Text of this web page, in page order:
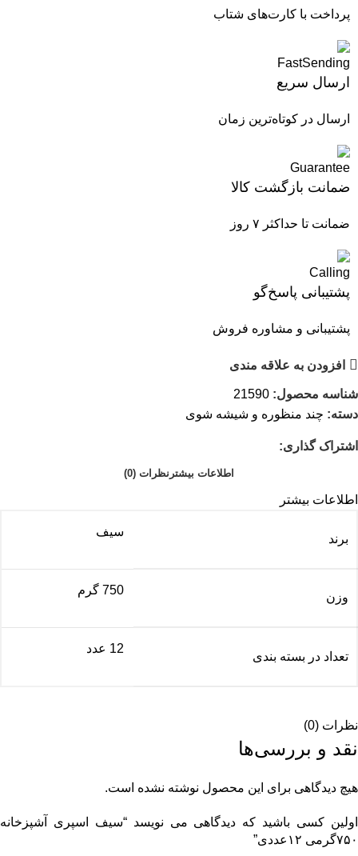
پرداخت با کارت‌های شتاب
ارسال سریع
ارسال در کوتاه‌ترین زمان
ضمانت بازگشت کالا
ضمانت تا حداکثر ۷ روز
پشتیبانی پاسخ‌گو
پشتیبانی و مشاوره فروش
افزودن به علاقه مندی
شناسه محصول: 21590
دسته: چند منظوره و شیشه شوی
اشتراک گذاری:
اطلاعات بیشتر نظرات (0)
اطلاعات بیشتر
برند
سیف
وزن
750 گرم
تعداد در بسته بندی
12 عدد
نظرات (0)
نقد و بررسی‌ها
هیچ دیدگاهی برای این محصول نوشته نشده است.
اولین کسی باشید که دیدگاهی می نویسد “سیف اسپری آشپزخانه
۷۵۰گرمی ۱۲عددی”